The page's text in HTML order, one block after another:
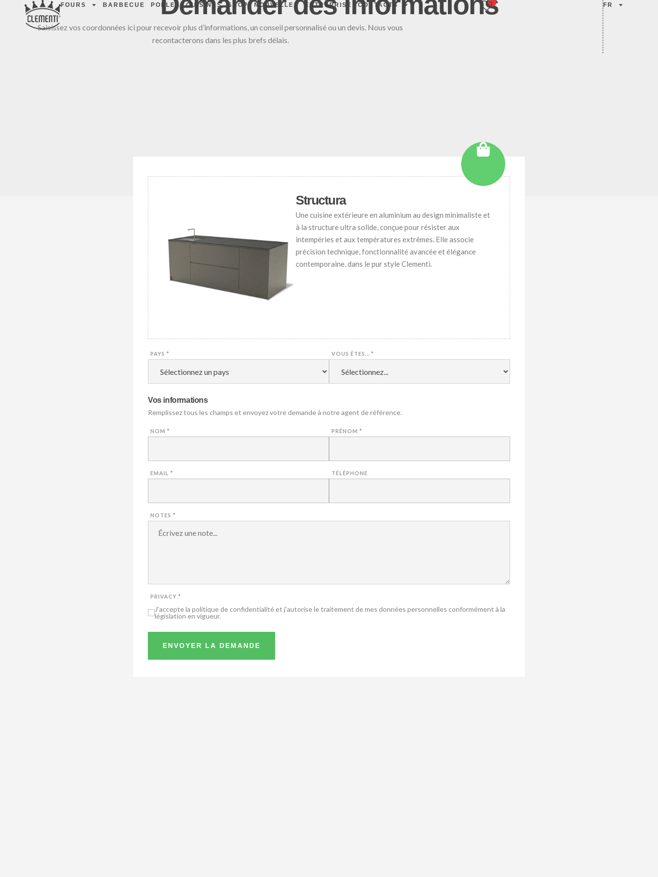
FOURS BARBECUE POÊLES CUISINES SHOP NOUVELLES ENTREPRISE CONTACTS FR
Saisissez vos coordonnées ici pour recevoir plus d’informations, un conseil personnalisé ou un devis. Nous vous
recontacterons dans les plus brefs délais.
Structura
Une cuisine extérieure en aluminium au design minimaliste et
à la structure ultra solide, conçue pour résister aux
intempéries et aux températures extrêmes. Elle associe
précision technique, fonctionnalité avancée et élégance
contemporaine, dans le pur style Clementi.
PAYS * VOUS ÊTES... *
Vos informations
Remplissez tous les champs et envoyez votre demande à notre agent de référence.
NOM * PRÉNOM *
EMAIL * TÉLÉPHONE
NOTES *
PRIVACY *
J’accepte la politique de confidentialité et j’autorise le traitement de mes données personnelles conformément à la
législation en vigueur.
ENVOYER LA DEMANDE